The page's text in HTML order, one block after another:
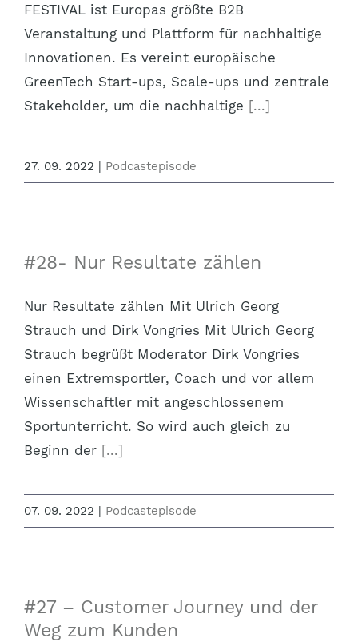
FESTIVAL ist Europas größte B2B
Veranstaltung und Plattform für nachhaltige
Innovationen. Es vereint europäische
GreenTech Start-ups, Scale-ups und zentrale
Stakeholder, um die nachhaltige [...]
27. 09. 2022 | Podcastepisode
#28- Nur Resultate zählen
Nur Resultate zählen Mit Ulrich Georg
Strauch und Dirk Vongries Mit Ulrich Georg
Strauch begrüßt Moderator Dirk Vongries
einen Extremsportler, Coach und vor allem
Wissenschaftler mit angeschlossenem
Sportunterricht. So wird auch gleich zu
Beginn der [...]
07. 09. 2022 | Podcastepisode
#27 – Customer Journey und der
Weg zum Kunden